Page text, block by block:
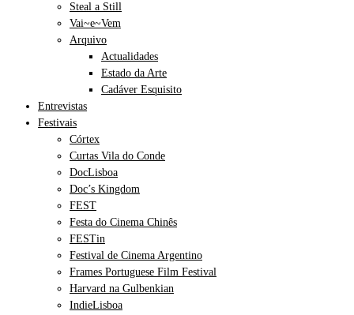
Steal a Still
Vai~e~Vem
Arquivo
Actualidades
Estado da Arte
Cadáver Esquisito
Entrevistas
Festivais
Córtex
Curtas Vila do Conde
DocLisboa
Doc’s Kingdom
FEST
Festa do Cinema Chinês
FESTin
Festival de Cinema Argentino
Frames Portuguese Film Festival
Harvard na Gulbenkian
IndieLisboa